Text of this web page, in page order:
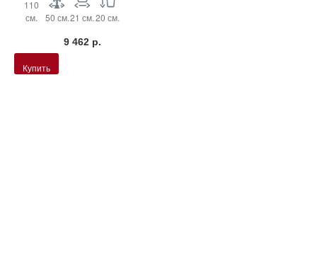
110
см.
50 см.21 см.20 см.
9 462 р.
Купить